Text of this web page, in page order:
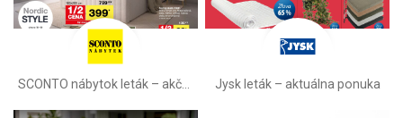
SCONTO nábytok leták – akčná ponuka Jysk leták – aktuálna ponuka